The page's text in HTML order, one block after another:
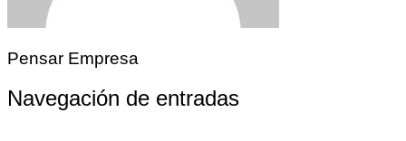
Pensar Empresa
Navegación de entradas